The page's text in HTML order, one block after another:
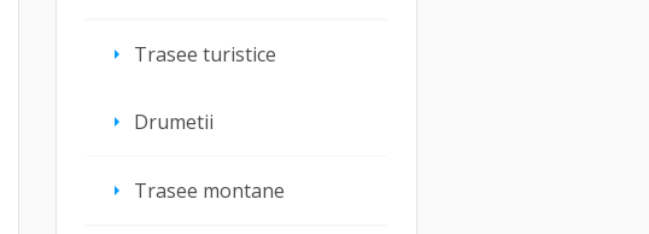
Trasee turistice
Drumetii
Trasee montane